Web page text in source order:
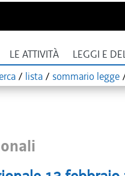
LE ATTIVITÀ LEGGI E
/ lista / sommario legge